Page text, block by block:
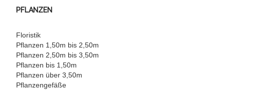
PFLANZEN
Floristik
Pflanzen 1,50m bis 2,50m
Pflanzen 2,50m bis 3,50m
Pflanzen bis 1,50m
Pflanzen über 3,50m
Pflanzengefäße